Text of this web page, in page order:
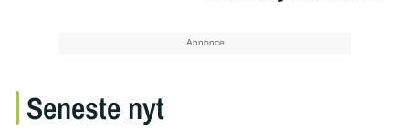
Seneste nyt